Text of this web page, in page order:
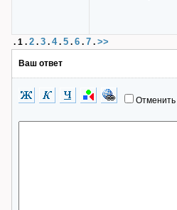
. 1 . 2 . 3 . 4. 5 . 6 . 7 . >>
Ваш ответ
Отменить